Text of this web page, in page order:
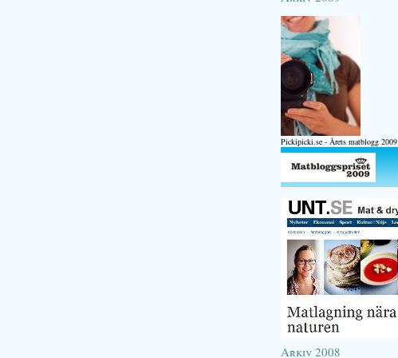
Pickipicki.se - Årets matblogg 2009
Arkiv 2008